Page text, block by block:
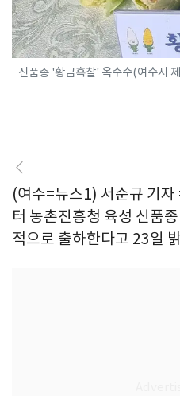
신품종 '황금흑찰' 옥수수(여수시
(여수=뉴스1) 서순규 기
터 농촌진흥청 육성 신품
적으로 출하한다고 23일